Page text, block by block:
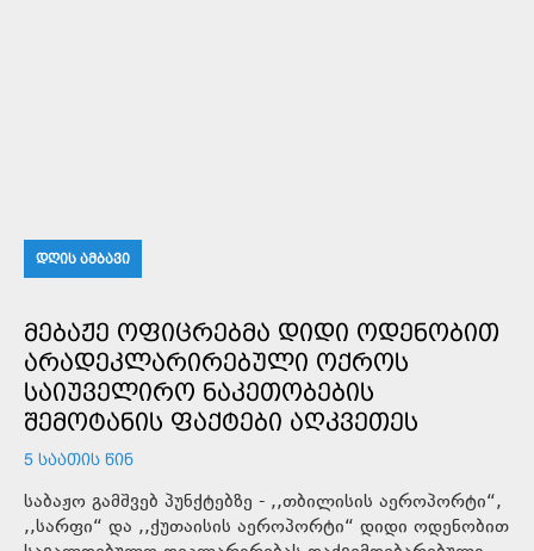
ᲓᲦᲘᲡ ᲐᲛᲑᲐᲕᲘ
ᲛᲔᲑᲐᲟᲔ ᲝᲤᲘᲪᲠᲔᲑᲛᲐ ᲓᲘᲓᲘ ᲝᲓᲔᲜᲝᲑᲘᲗ
ᲐᲠᲐᲓᲔᲙᲚᲐᲠᲘᲠᲔᲑᲣᲚᲘ ᲝᲥᲠᲝᲡ
ᲡᲐᲘᲣᲕᲔᲚᲘᲠᲝ ᲜᲐᲙᲔᲗᲝᲑᲔᲑᲘᲡ
ᲨᲔᲛᲝᲢᲐᲜᲘᲡ ᲤᲐᲥᲢᲔᲑᲘ ᲐᲦᲙᲕᲔᲗᲔᲡ
5 ᲡᲐᲐᲗᲘᲡ ᲬᲘᲜ
საბაჟო გამშვებ პუნქტებზე - ,,თბილისის აეროპორტი“,
,,სარფი“ და ,,ქუთაისის აეროპორტი“ დიდი ოდენობით